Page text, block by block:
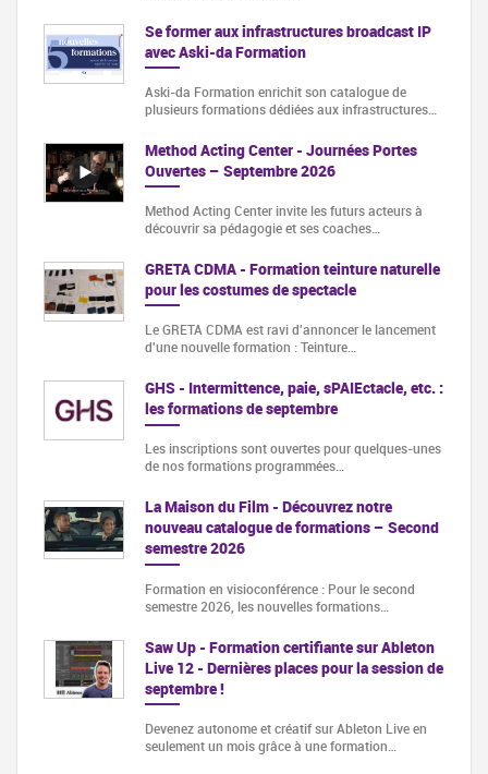
Se former aux infrastructures broadcast IP
avec Aski-da Formation
Aski-da Formation enrichit son catalogue de
plusieurs formations dédiées aux infrastructures…
Method Acting Center - Journées Portes
Ouvertes – Septembre 2026
Method Acting Center invite les futurs acteurs à
découvrir sa pédagogie et ses coaches…
GRETA CDMA - Formation teinture naturelle
pour les costumes de spectacle
Le GRETA CDMA est ravi d'annoncer le lancement
d'une nouvelle formation : Teinture…
GHS - Intermittence, paie, sPAIEctacle, etc. :
les formations de septembre
Les inscriptions sont ouvertes pour quelques-unes
de nos formations programmées…
La Maison du Film - Découvrez notre
nouveau catalogue de formations – Second
semestre 2026
Formation en visioconférence : Pour le second
semestre 2026, les nouvelles formations…
Saw Up - Formation certifiante sur Ableton
Live 12 - Dernières places pour la session de
septembre !
Devenez autonome et créatif sur Ableton Live en
seulement un mois grâce à une formation…